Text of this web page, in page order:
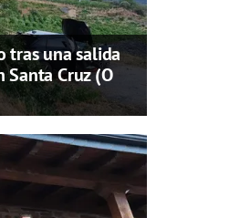
tras una salida
Santa Cruz (O